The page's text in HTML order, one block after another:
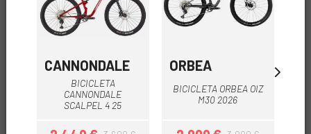
CANNONDALE
BICICLETA
CANNONDALE
SCALPEL 4 25
ORBEA
BICICLETA ORBEA OIZ
M30 2026